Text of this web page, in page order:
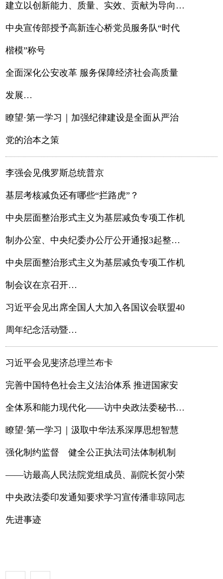
建立以创新能力、质量、实效、贡献为导向的
人才评价体系
中央宣传部授予高新连心桥党员服务队“时代
楷模”称号
全面深化公安改革 服务保障经济社会高质量
发展
——公安部有关负责人解读热点
瞭望·第一学习｜加强纪律建设是全面从严治
党的治本之策
李强会见俄罗斯总统普京
基层考核减负还有哪些“拦路虎”？
中央层面整治形式主义为基层减负专项工作机
制办公室、中央纪委办公厅公开通报3起整治
形式主义为基层减负典型问题
中央层面整治形式主义为基层减负专项工作机
制会议在京召开
蔡奇主持并讲话
习近平会见出席全国人大加入各国议会联盟40
周年纪念活动暨
习近平会见斐济总理兰布卡
完善中国特色社会主义法治体系 推进国家安
全体系和能力现代化——访中央政法委秘书长
訚柏
瞭望·第一学习｜汲取中华法系深厚思想智慧
强化制约监督 健全公正执法司法体制机制
——访最高人民法院党组成员、副院长贺小荣
中央政法委印发通知要求学习宣传潘非琼同志
先进事迹